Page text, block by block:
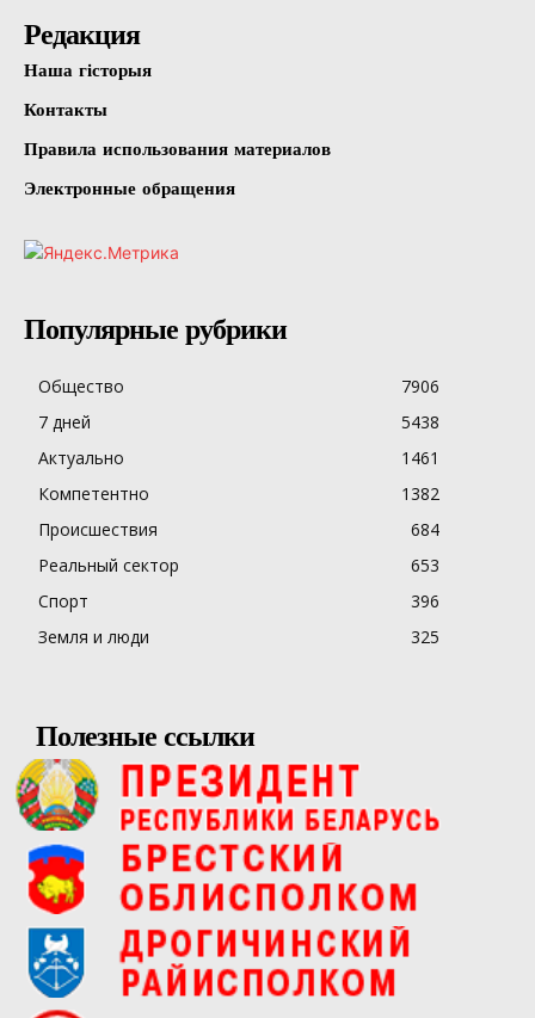
Редакция
Наша гісторыя
Контакты
Правила использования материалов
Электронные обращения
Популярные рубрики
Общество
7906
7 дней
5438
Актуально
1461
Компетентно
1382
Происшествия
684
Реальный сектор
653
Спорт
396
Земля и люди
325
Полезные ссылки